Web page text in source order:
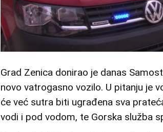
Grad Zenica donirao je danas
novo vatrogasno vozilo. U pitanju je
će već sutra biti ugrađena sva
vodi i pod vodom, te Gorska služba